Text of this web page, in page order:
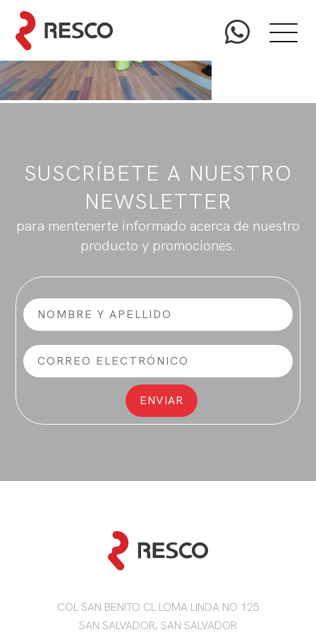
SUSCRÍBETE A NUESTRO
NEWSLETTER
para mentenerte informado acerca de nuestro
producto y promociones.
COL SAN BENITO CL LOMA LINDA NO 125
SAN SALVADOR, SAN SALVADOR